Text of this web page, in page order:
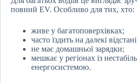
повний EV. Особливо для тих, хто:
живе у багатоповерхівках;
часто їздить на далекі
не має домашньої зарядки;
мешкає у регіонах із
енергосистемою.